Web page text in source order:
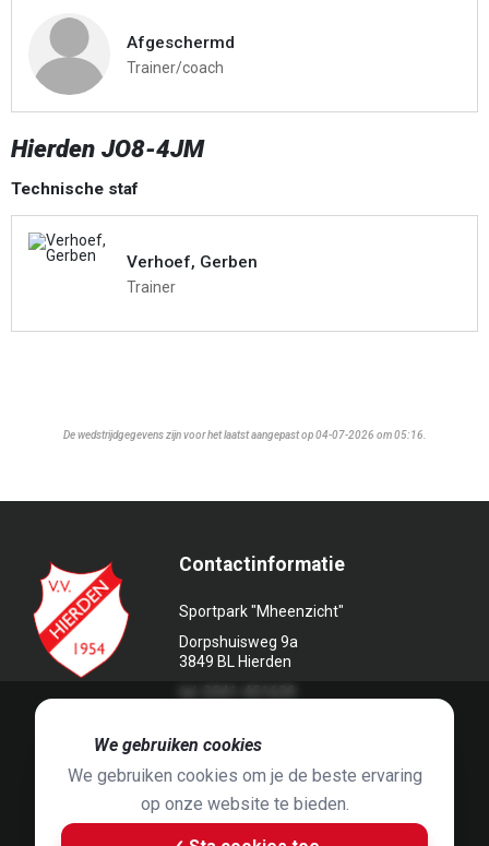
Afgeschermd
Trainer/coach
Hierden JO8-4JM
Technische staf
Verhoef, Gerben
Trainer
De wedstrijdgegevens zijn voor het laatst aangepast op 04-07-2026 om 05:16.
Contactinformatie
Sportpark "Mheenzicht"
Dorpshuisweg 9a
3849 BL Hierden
Jaap Hop & ontwerpen door
We gebruiken cookies
We gebruiken cookies om je de beste ervaring
op onze website te bieden.